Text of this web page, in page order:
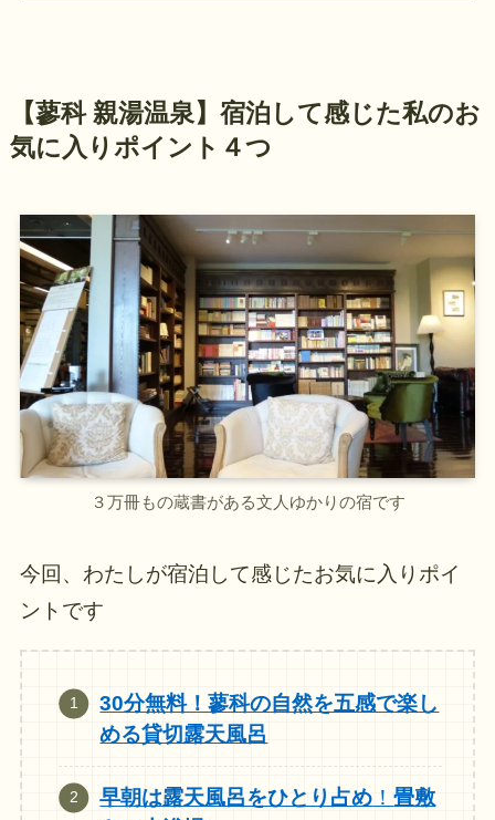
【蓼科 親湯温泉】宿泊して感じた私のお
気に入りポイント４つ
３万冊もの蔵書がある文人ゆかりの宿です
今回、わたしが宿泊して感じたお気に入りポイ
ントです
30分無料！蓼科の自然を五感で楽し
める貸切露天風呂
早朝は露天風呂をひとり占め ！畳敷